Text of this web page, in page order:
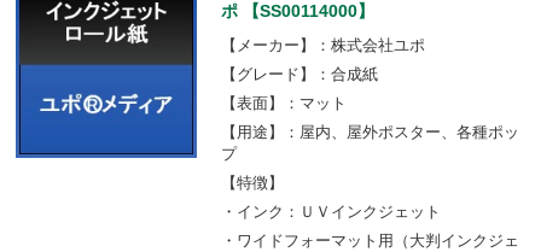
ポ 【SS00114000】
【メーカー】：株式会社ユポ
【グレード】：合成紙
【表面】：マット
【用途】：屋内、屋外ポスター、各種ポッ
プ
【特徴】
・インク：ＵＶインクジェット
・ワイドフォーマット用（大判インクジェ